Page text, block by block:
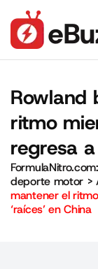
Rowland
ritmo
regresa a
deporte motor >
mantener el
‘raíces’ en China